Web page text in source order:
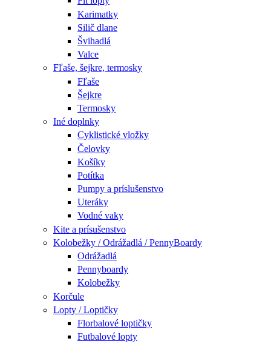
Karimatky
Silič dlane
Švihadlá
Valce
Fľaše, šejkre, termosky
Fľaše
Šejkre
Termosky
Iné doplnky
Cyklistické vložky
Čelovky
Košíky
Potítka
Pumpy a príslušenstvo
Uteráky
Vodné vaky
Kite a prísušenstvo
Kolobežky / Odrážadlá / PennyBoardy
Odrážadlá
Pennyboardy
Kolobežky
Korčule
Lopty / Loptičky
Florbalové loptičky
Futbalové lopty